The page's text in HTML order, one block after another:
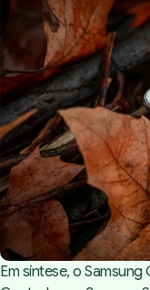
Em síntese, o